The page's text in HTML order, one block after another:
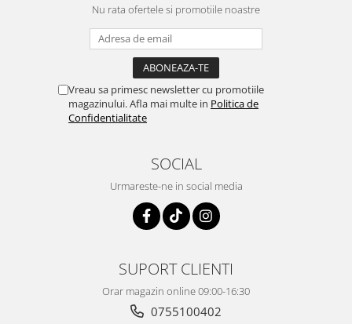
Nu rata ofertele si promotiile noastre
Vreau sa primesc newsletter cu promotiile
magazinului. Afla mai multe in Politica de
Confidentialitate
SOCIAL
Urmareste-ne in social media
SUPORT CLIENTI
Orar magazin online 09:00-16:30
0755100402